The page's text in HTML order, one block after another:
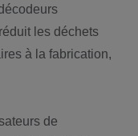
les déchets
à la fabrication,
de